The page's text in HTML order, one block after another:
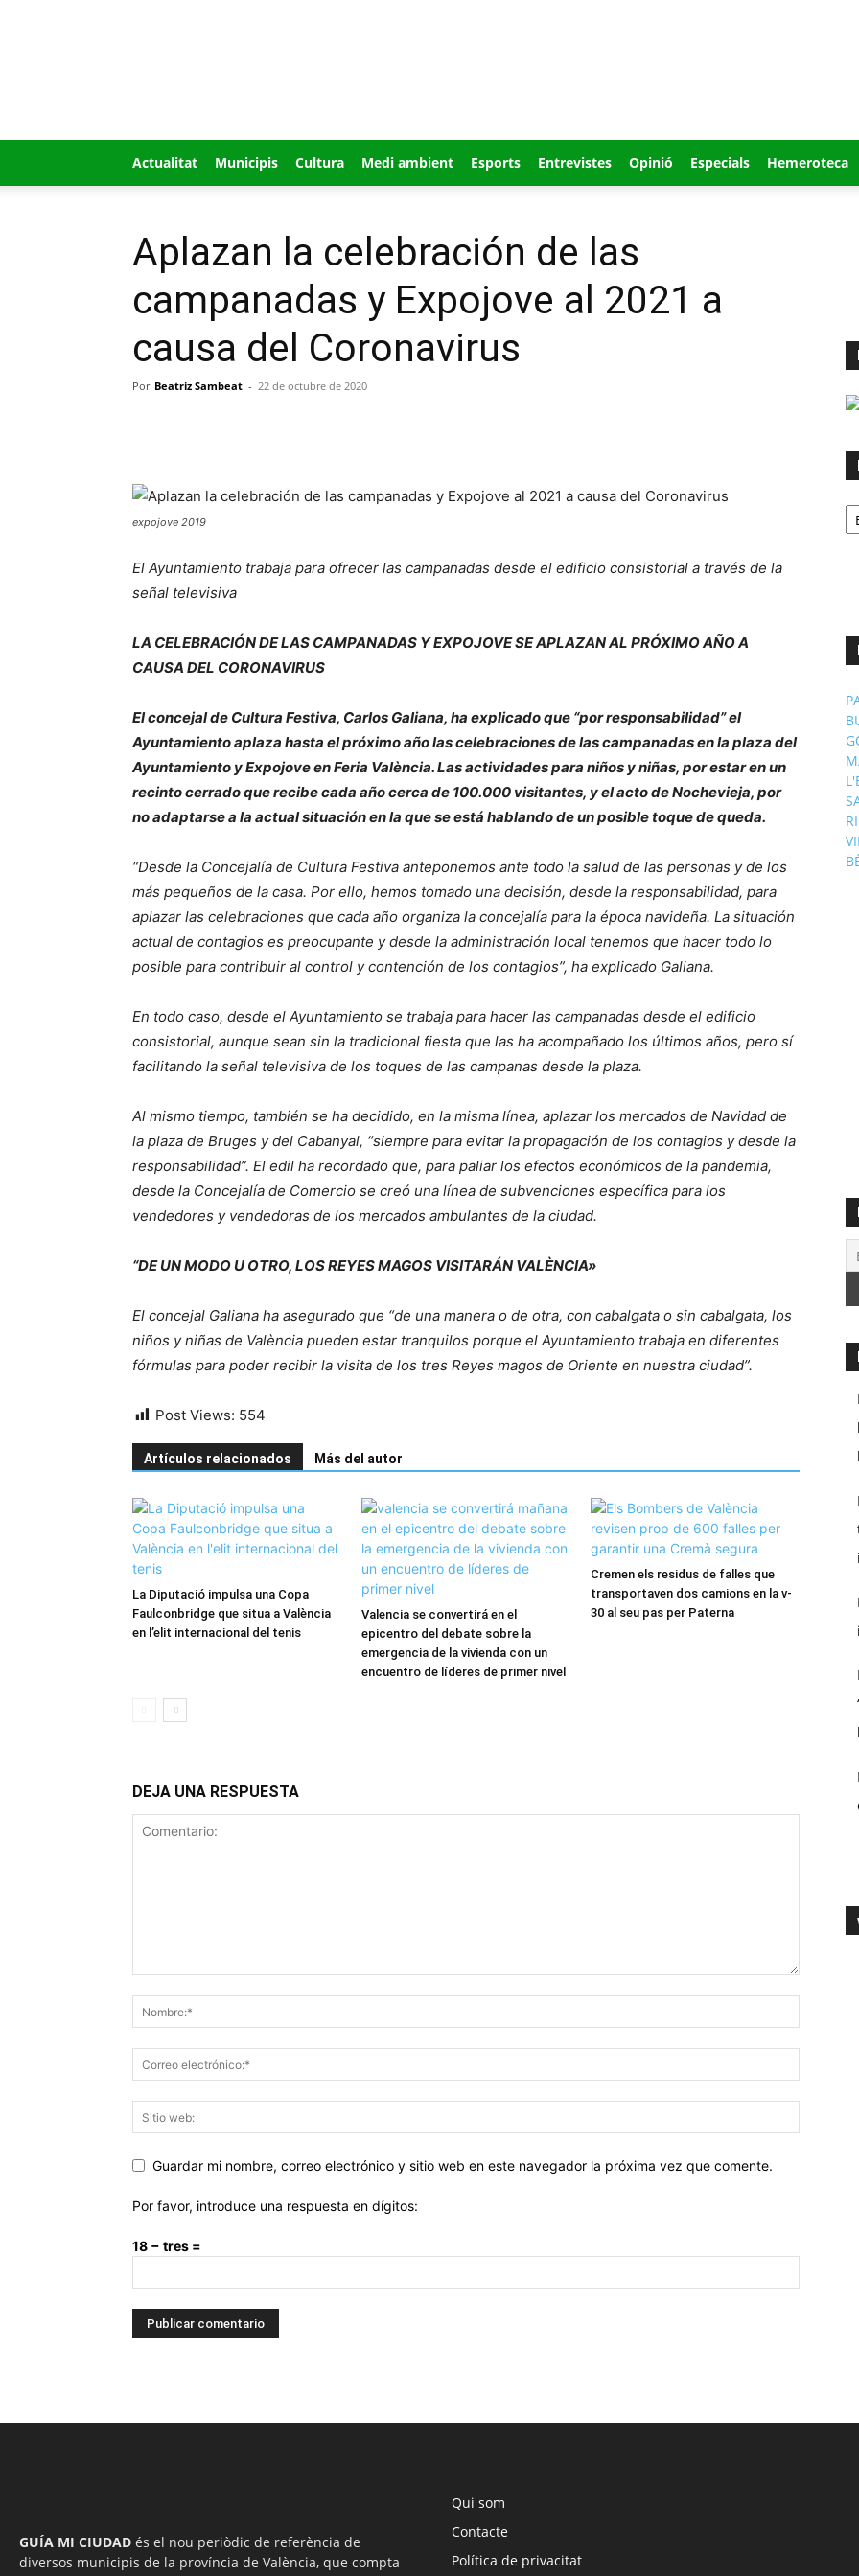
Actualitat Municipis Cultura Medi ambient Esports Entrevistes Opinió Especials Hemeroteca
Aplazan la celebración de las
campanadas y Expojove al 2021 a
causa del Coronavirus
Por Beatriz Sambeat - 22 de octubre de 2020
expojove 2019
El Ayuntamiento trabaja para ofrecer las campanadas desde el edificio consistorial a través de la
señal televisiva
LA CELEBRACIÓN DE LAS CAMPANADAS Y EXPOJOVE SE APLAZAN AL PRÓXIMO AÑO A
CAUSA DEL CORONAVIRUS
El concejal de Cultura Festiva, Carlos Galiana, ha explicado que “por responsabilidad” el
Ayuntamiento aplaza hasta el próximo año las celebraciones de las campanadas en la plaza del
Ayuntamiento y Expojove en Feria València. Las actividades para niños y niñas, por estar en un
recinto cerrado que recibe cada año cerca de 100.000 visitantes, y el acto de Nochevieja, por
no adaptarse a la actual situación en la que se está hablando de un posible toque de queda.
“Desde la Concejalía de Cultura Festiva anteponemos ante todo la salud de las personas y de los
más pequeños de la casa. Por ello, hemos tomado una decisión, desde la responsabilidad, para
aplazar las celebraciones que cada año organiza la concejalía para la época navideña. La situación
actual de contagios es preocupante y desde la administración local tenemos que hacer todo lo
posible para contribuir al control y contención de los contagios”, ha explicado Galiana.
En todo caso, desde el Ayuntamiento se trabaja para hacer las campanadas desde el edificio
consistorial, aunque sean sin la tradicional fiesta que las ha acompañado los últimos años, pero sí
facilitando la señal televisiva de los toques de las campanas desde la plaza.
Al mismo tiempo, también se ha decidido, en la misma línea, aplazar los mercados de Navidad de
la plaza de Bruges y del Cabanyal, “siempre para evitar la propagación de los contagios y desde la
responsabilidad”. El edil ha recordado que, para paliar los efectos económicos de la pandemia,
desde la Concejalía de Comercio se creó una línea de subvenciones específica para los
vendedores y vendedoras de los mercados ambulantes de la ciudad.
“DE UN MODO U OTRO, LOS REYES MAGOS VISITARÁN VALÈNCIA»
El concejal Galiana ha asegurado que “de una manera o de otra, con cabalgata o sin cabalgata, los
niños y niñas de València pueden estar tranquilos porque el Ayuntamiento trabaja en diferentes
fórmulas para poder recibir la visita de los tres Reyes magos de Oriente en nuestra ciudad”.
Post Views: 554
Artículos relacionados Más del autor
La Diputació impulsa una Copa
Faulconbridge que situa a València
en l’elit internacional del tenis
Valencia se convertirá en el
epicentro del debate sobre la
emergencia de la vivienda con un
encuentro de líderes de primer nivel
Cremen els residus de falles que
transportaven dos camions en la v-
30 al seu pas per Paterna
DEJA UNA RESPUESTA
Guardar mi nombre, correo electrónico y sitio web en este navegador la próxima vez que comente.
Por favor, introduce una respuesta en dígitos:
18 − tres =
GUÍA MI CIUDAD és el nou periòdic de referència de
diversos municipis de la província de València, que compta
Qui som
Contacte
Política de privacitat